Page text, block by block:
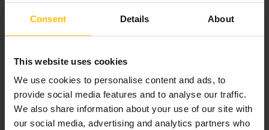
Consent Details About
This website uses cookies
We use cookies to personalise content and ads, to
provide social media features and to analyse our traffic.
We also share information about your use of our site with
our social media, advertising and analytics partners who
Nutzung mit geringer Kapitalbindung und klarer
Kostensteuerung:
Gesamtpreis.
Finanzielle Flexibilität.
Präzise Kostenplanung; Betriebskosten überschaubar
halten.